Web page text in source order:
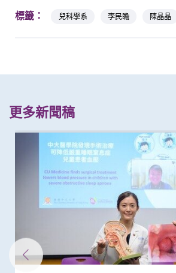
標籤： 兒科學系 李民瞻 陳晶晶
更多新聞稿